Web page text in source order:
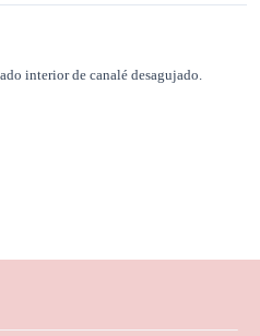
interior de canalé desagujado.